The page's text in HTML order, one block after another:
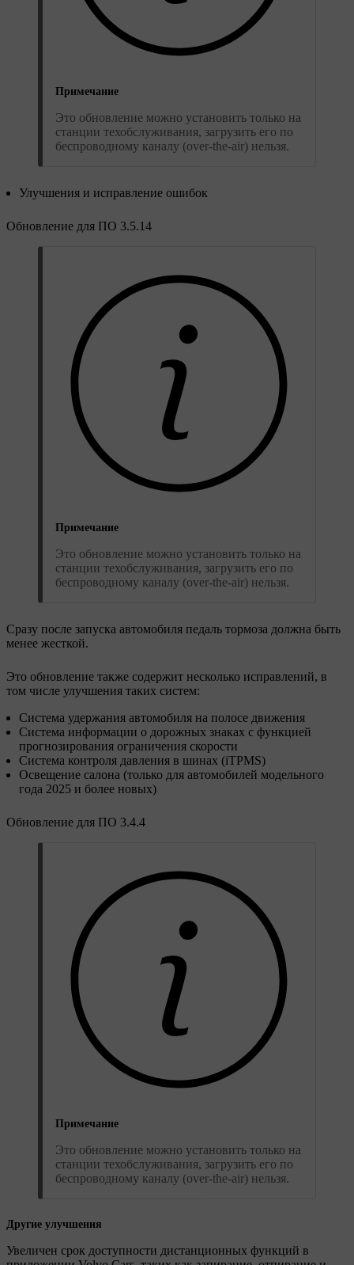
Примечание
Это обновление можно установить только на
станции техобслуживания, загрузить его по
беспроводному каналу (over-the-air) нельзя.
Улучшения и исправление ошибок
Обновление для ПО 3.5.14
Примечание
Это обновление можно установить только на
станции техобслуживания, загрузить его по
беспроводному каналу (over-the-air) нельзя.
Сразу после запуска автомобиля педаль тормоза должна быть
менее жесткой.
Это обновление также содержит несколько исправлений, в
том числе улучшения таких систем:
Система удержания автомобиля на полосе движения
Система информации о дорожных знаках с функцией
прогнозирования ограничения скорости
Система контроля давления в шинах (iTPMS)
Освещение салона (только для автомобилей модельного
года 2025 и более новых)
Обновление для ПО 3.4.4
Примечание
Это обновление можно установить только на
станции техобслуживания, загрузить его по
беспроводному каналу (over-the-air) нельзя.
Другие улучшения
Увеличен срок доступности дистанционных функций в